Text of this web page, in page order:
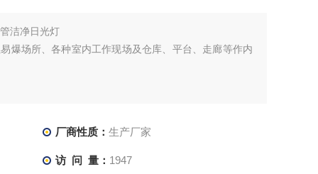
洁净日光灯
爆场所、各种室内工作现场及仓库、平台、走廊等作内
厂商性质： 生产厂家
访 问 量： 1947